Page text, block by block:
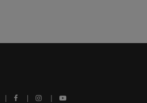
| | |